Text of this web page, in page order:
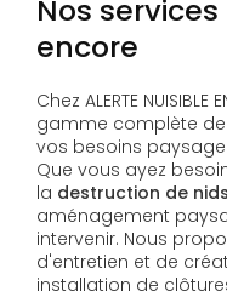
Nos
encore
Chez ALERTE
gamme complète
vos besoins
Que vous ayez
la destruction de
aménagement
intervenir. Nous
d'entretien et de
installation de